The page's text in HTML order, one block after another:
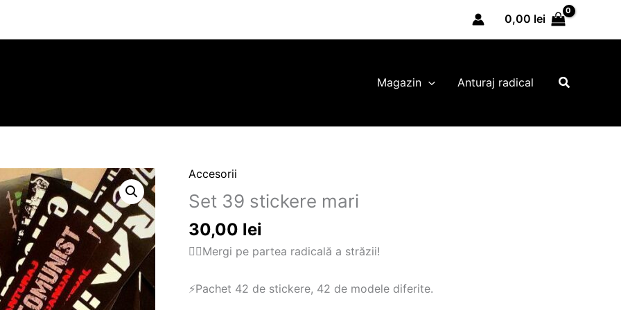
0,00 lei
Magazin Anturaj radical Search
Accesorii
Set 39 stickere mari
30,00 lei
🏴‍☠Mergi pe partea radicală a străzii!
⚡️Pachet 42 de stickere, 42 de modele diferite.
Cantitate
Set
39
stickere
mari